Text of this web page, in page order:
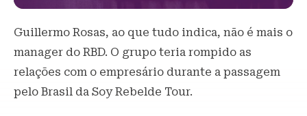
Guillermo Rosas, ao que tudo indica, não é mais o
manager do RBD. O grupo teria rompido as
relações com o empresário durante a passagem
pelo Brasil da Soy Rebelde Tour.